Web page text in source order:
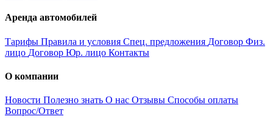
Аренда автомобилей
Тарифы Правила и условия Спец. предложения Договор Физ.
лицо Договор Юр. лицо Контакты
О компании
Новости Полезно знать О нас Отзывы Способы оплаты
Вопрос/Ответ